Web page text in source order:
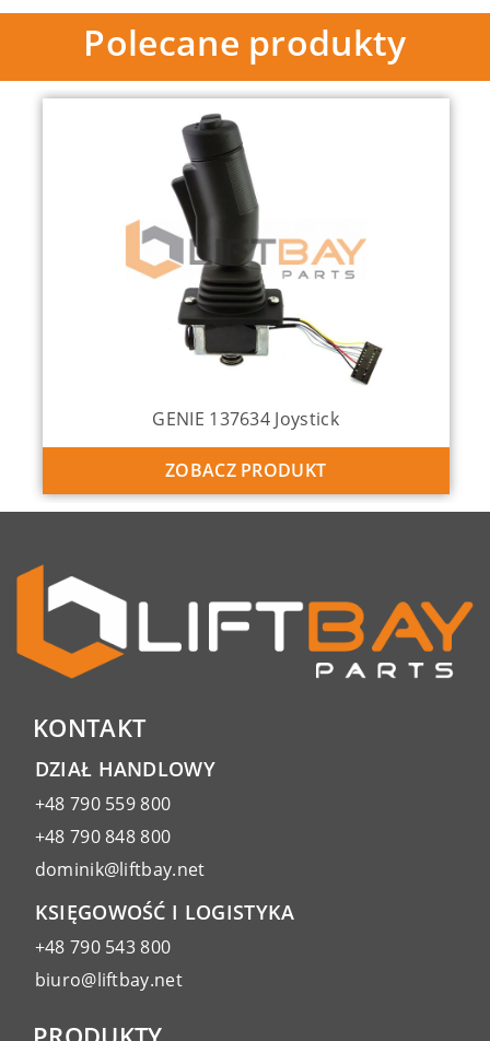
Polecane produkty
GENIE 137634 Joystick
ZOBACZ PRODUKT
KONTAKT
DZIAŁ HANDLOWY
+48 790 559 800
+48 790 848 800
dominik@liftbay.net
KSIĘGOWOŚĆ I LOGISTYKA
+48 790 543 800
biuro@liftbay.net